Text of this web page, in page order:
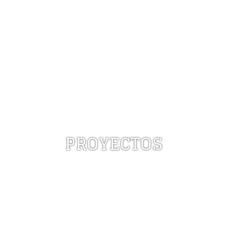
PROYECTOS